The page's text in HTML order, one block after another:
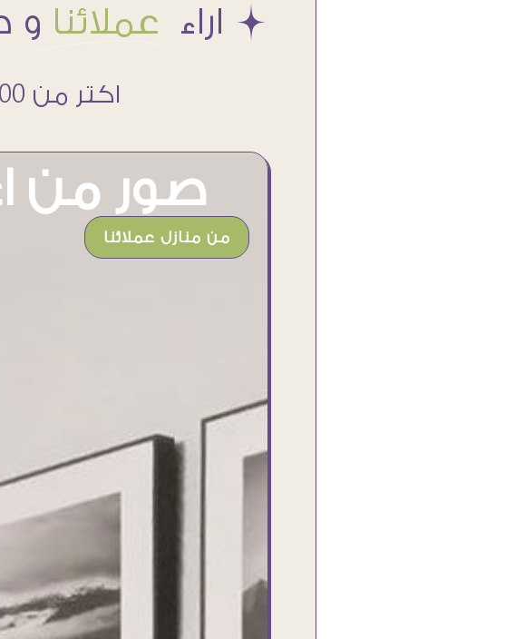
Æ اراء عملائنا و
اكتر من 5000 بيت شاركنا فى اننا نخلى حوائطهم اجمل
صور من
من منازل عملائنا
وإرضاء العميل والخامات والتقفيل وسرعة
التوصيل. بصراحه وبمنتهي الأمانه مكسب